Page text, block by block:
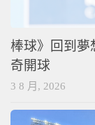
棒球》回到夢
奇開球
3 8 月, 2026